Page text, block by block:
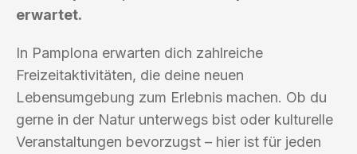
erwartet.
In Pamplona erwarten dich zahlreiche
Freizeitaktivitäten, die deine neuen
Lebensumgebung zum Erlebnis machen. Ob du
gerne in der Natur unterwegs bist oder kulturelle
Veranstaltungen bevorzugst – hier ist für jeden